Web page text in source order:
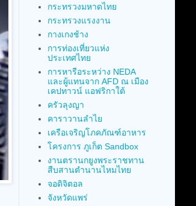
กระทรวงมหาดไทย
กระทรวงแรงงาน
กางเกงช้าง
การท่องเที่ยวแห่ง
ประเทศไทย
การหารือระหว่าง NEDA
และผู้แทนจาก AFD ณ เมือง
เคปทาวน์ แอฟริกาใต้
ครัวลุงญา
คาราวานลำไย
เครือเจริญโภคภัณฑ์อาหาร
โครงการ ภูเก็ต Sandbox
งานตรานกยูงพระราชทาน
สืบสานตำนานไหมไทย
จอดิจิตอล
จังหวัดแพร่